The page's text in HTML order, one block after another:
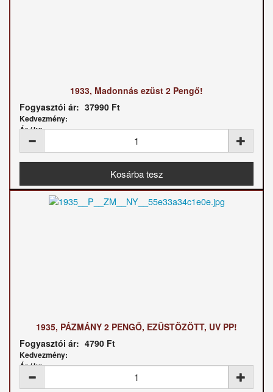
1933, Madonnás ezüst 2 Pengő!
Fogyasztói ár: 37990 Ft
Kedvezmény:
Ár / kg:
1935, PÁZMÁNY 2 PENGŐ, EZÜSTÖZÖTT, UV PP!
Fogyasztói ár: 4790 Ft
Kedvezmény:
Ár / kg: